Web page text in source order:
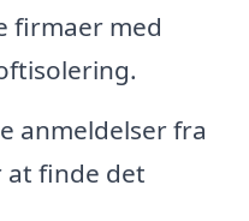
firmaer med
anmeldelser fra
finde det